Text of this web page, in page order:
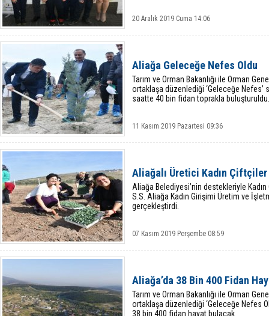
20 Aralık 2019 Cuma 14:06
Aliağa Geleceğe Nefes Oldu
Tarım ve Orman Bakanlığı ile Orman
ortaklaşa düzenlediği ‘Geleceğe Nefes’
saatte 40 bin fidan toprakla buluşturuldu.
11 Kasım 2019 Pazartesi 09:36
Aliağalı Üretici Kadın
Aliağa Belediyesi’nin destekleriyle
S.S. Aliağa Kadın Girişimi Üretim ve
gerçekleştirdi.
07 Kasım 2019 Perşembe 08:59
Aliağa’da 38 Bin 400 Fidan
Tarım ve Orman Bakanlığı ile Orman
ortaklaşa düzenlediği ‘Geleceğe Nefes
38 bin 400 fidan hayat bulacak.